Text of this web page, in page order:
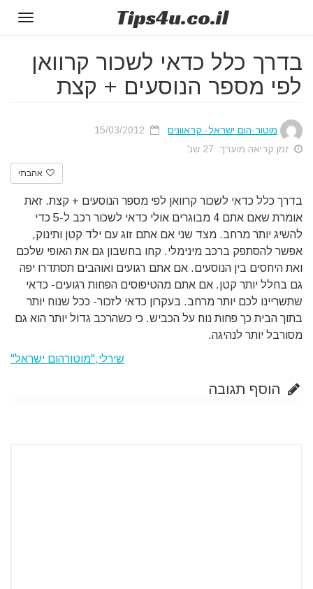
Tips4u.co.il
בדרך כלל כדאי לשכור קרוואן
לפי מספר הנוסעים + קצת
מוטור-הום ישראל- קראוונים
זמן קריאה מוערך: 27 שנ'
אהבתי
בדרך כלל כדאי לשכור קרוואן לפי מספר הנוסעים + קצת. זאת
אומרת שאם אתם 4 מבוגרים אולי כדאי לשכור רכב ל-5 כדי
להשיג יותר מרחב. מצד שני אם אתם זוג עם ילד קטן ותינוק,
אפשר להסתפק ברכב מינימלי. קחו בחשבון גם את האופי שלכם
ואת היחסים בין הנוסעים. אם אתם רגועים ואוהבים תסתדרו יפה
גם בחלל יותר קטן. אם אתם מהטיפוסים הפחות רגועים- כדאי
שתשריינו לכם יותר מרחב. בעקרון כדאי לזכור- ככל שנוח יותר
בתוך הבית כך פחות נוח על הכביש. כי כשהרכב גדול יותר הוא גם
מסורבל יותר לנהיגה.
שירלי,"מוטורהום ישראל"
הוסף תגובה